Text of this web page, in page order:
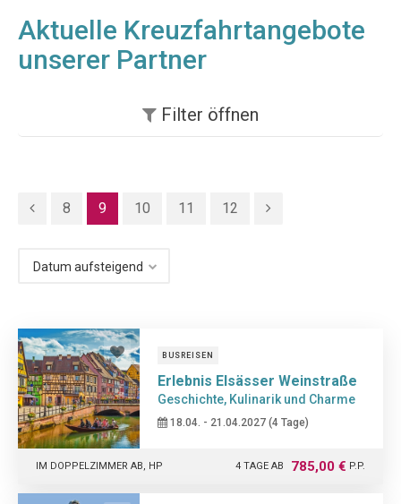
Aktuelle Kreuzfahrtangebote
unserer Partner
Filter öffnen
8 9 10 11 12
BUSREISEN
Erlebnis Elsässer Weinstraße
Geschichte, Kulinarik und Charme
18.04. - 21.04.2027 (4 Tage)
4 TAGE AB 785,00 € P.P.
IM DOPPELZIMMER AB, HP